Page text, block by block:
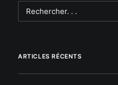
ARTICLES RÉCENTS